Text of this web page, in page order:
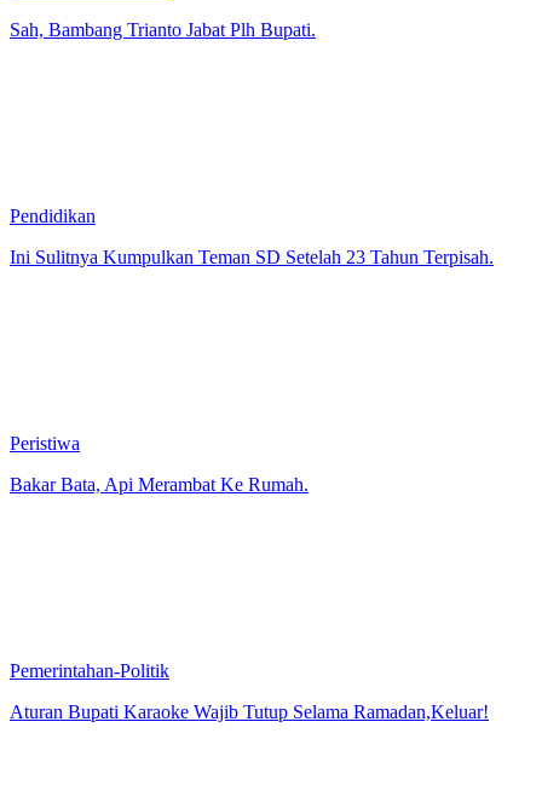
Sah, Bambang Trianto Jabat Plh Bupati.
Pendidikan
Ini Sulitnya Kumpulkan Teman SD Setelah 23 Tahun Terpisah.
Peristiwa
Bakar Bata, Api Merambat Ke Rumah.
Pemerintahan-Politik
Aturan Bupati Karaoke Wajib Tutup Selama Ramadan,Keluar!